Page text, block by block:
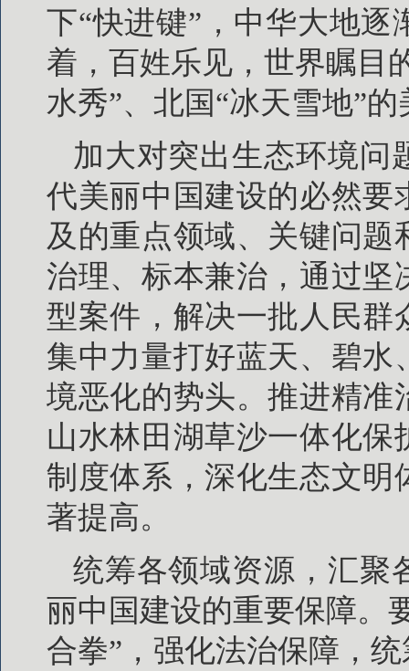
下“快进键”，中华大地
着，百姓乐见，世界瞩目
水秀”、北国“冰天雪地”
加大对突出生态环境问
代美丽中国建设的必然要
及的重点领域、关键问
治理、标本兼治，通过
型案件，解决一批人民群
集中力量打好蓝天、碧
境恶化的势头。推进精准
山水林田湖草沙一体化
制度体系，深化生态文明
著提高。
统筹各领域资源，汇聚
丽中国建设的重要保障。
合拳”，强化法治保障，